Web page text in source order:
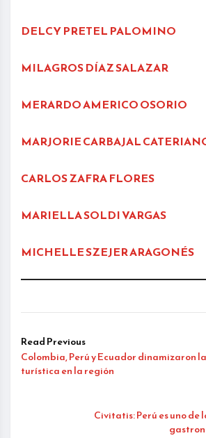
DELCY PRETEL PALOMINO
MILAGROS DÍAZ SALAZAR
MERARDO AMERICO OSORIO
MARJORIE CARBAJAL
CARLOS ZAFRA FLORES
MARIELLA SOLDI VARGAS
MICHELLE SZEJER ARAGONÉS
Read Previous
Colombia, Perú y Ecuador dinamizaron
turística en la región
Civitatis: Perú es uno de